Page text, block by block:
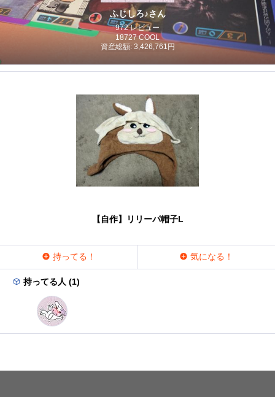
ふじしろ♪さん
972 レビュー
18727 COOL
資産総額: 3,426,761円
【自作】リリーパ帽子L
持ってる！ 気になる！
持ってる人 (1)